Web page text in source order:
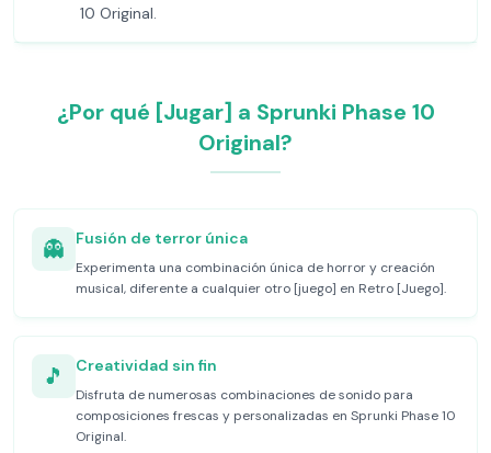
10 Original.
¿Por qué [Jugar] a Sprunki Phase 10
Original?
👻 Fusión de terror única
Experimenta una combinación única de horror y creación
musical, diferente a cualquier otro [juego] en Retro [Juego].
🎵 Creatividad sin fin
Disfruta de numerosas combinaciones de sonido para
composiciones frescas y personalizadas en Sprunki Phase 10
Original.